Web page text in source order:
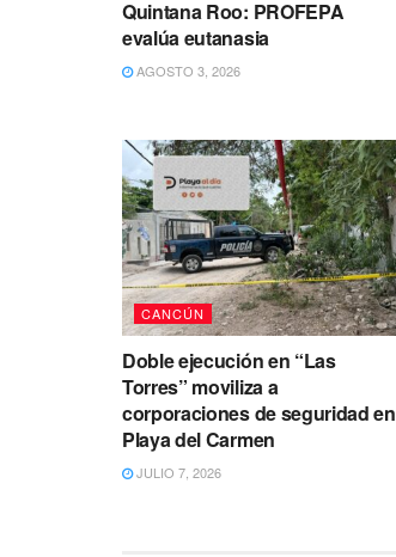
Quintana Roo: PROFEPA
evalúa eutanasia
AGOSTO 3, 2026
CANCÚN
Doble ejecución en “Las
Torres” moviliza a
corporaciones de seguridad en
Playa del Carmen
JULIO 7, 2026